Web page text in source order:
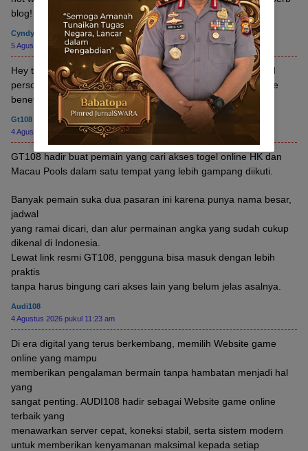
blog!
Cyndy Brafman
5 Agustus 2026 pukul 8:47 pm
Hey there, You have done a great job. I’ll certainly digg it and
personally recommend to my friends. I am confident they’ll be
benefited from this website.
Gt108 Link
4 Agustus 2026 pukul 5:51 pm
GT108 hadir buat pemain yang cari akses togel online HK dan
Macau Pools dalam satu tempat yang lebih gampang diikuti.
Banyak pemain suka dua pasaran ini karena punya nama besar,
jadwal
yang ramai dicari, dan alur permainan angka yang sudah cukup
dikenal di Indonesia.
Lewat link resmi GT108, pengguna bisa masuk dengan lebih
praktis
tanpa harus bingung cari akses lain yang belum jelas asalnya.
Audi108
4 Agustus 2026 pukul 11:23 am
Di era digital yang terus berkembang, memilih Website game
online yang mampu
memberikan pengalaman bermain tanpa hambatan menjadi hal
yang
sangat penting. AUDI108 hadir sebagai Website game online
terbaik yang
menawarkan server cepat, koneksi stabil, serta sistem modern
untuk memberikan kenyamanan maksimal kepada setiap